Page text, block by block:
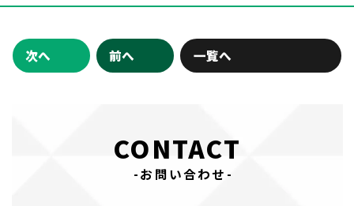
次へ 前へ 一覧へ
CONTACT
-お問い合わせ-